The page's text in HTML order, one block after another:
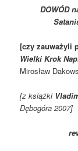
DOWÓD
[czy zauważyli
Wielki Krok
Mirosław
[z książki
Dębogóra 2007]